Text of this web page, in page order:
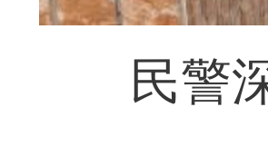
民警